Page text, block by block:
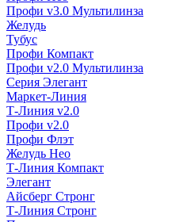
Профи v3.0 Мультилинза
Желудь
Тубус
Профи Компакт
Профи v2.0 Мультилинза
Серия Элегант
Маркет-Линия
Т-Линия v2.0
Профи v2.0
Профи Флэт
Желудь Нео
Т-Линия Компакт
Элегант
Айсберг Стронг
Т-Линия Стронг